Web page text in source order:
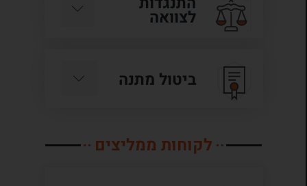
לצוואה
ביטול מתנה
לקוחות ממליצים